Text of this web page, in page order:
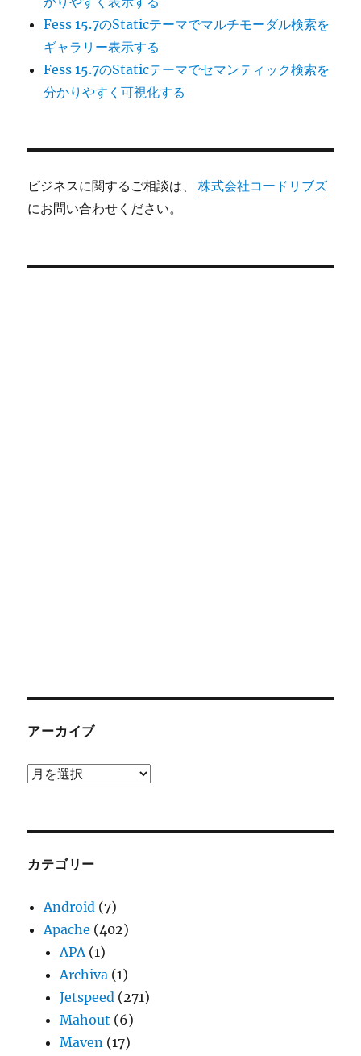
Fess 15.7のStaticテーマでマルチモーダル検索を
ギャラリー表示する
Fess 15.7のStaticテーマでセマンティック検索を
分かりやすく可視化する
ビジネスに関するご相談は、株式会社コードリブズ
にお問い合わせください。
アーカイブ
ア
ブ
カテゴリー
Android (7)
Apache (402)
APA(1)
Archiva (1)
Jetspeed (271)
Mahout (6)
Maven (17)